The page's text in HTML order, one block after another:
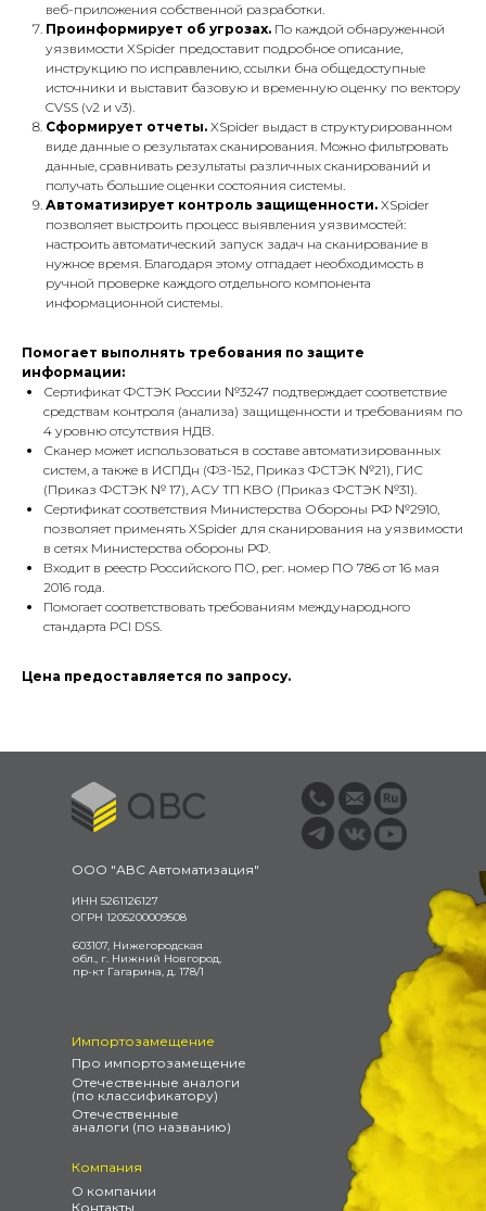
веб-приложения собственной разработки.
Проинформирует об угрозах. По каждой обнаруженной
уязвимости XSpider предоставит подробное описание,
инструкцию по исправлению, ссылки бна общедоступные
источники и выставит базовую и временную оценку по вектору
CVSS (v2 и v3).
Сформирует отчеты. XSpider выдаст в структурированном
виде данные о результатах сканирования. Можно фильтровать
данные, сравнивать результаты различных сканирований и
получать большие оценки состояния системы.
Автоматизирует контроль защищенности. XSpider
позволяет выстроить процесс выявления уязвимостей:
настроить автоматический запуск задач на сканирование в
нужное время. Благодаря этому отпадает необходимость в
ручной проверке каждого отдельного компонента
информационной системы.
Помогает выполнять требования по защите
информации:
Сертификат ФСТЭК России №3247 подтверждает соответствие
средствам контроля (анализа) защищенности и требованиям по
4 уровню отсутствия НДВ.
Сканер может использоваться в составе автоматизированных
систем, а также в ИСПДн (ФЗ-152, Приказ ФСТЭК №21), ГИС
(Приказ ФСТЭК № 17), АСУ ТП КВО (Приказ ФСТЭК №31).
Сертификат соответствия Министерства Обороны РФ №2910,
позволяет применять XSpider для сканирования на уязвимости
в сетях Министерства обороны РФ.
Входит в реестр Российского ПО, рег. номер ПО 786 от 16 мая
2016 года.
Помогает соответствовать требованиям международного
стандарта PCI DSS.
Цена предоставляется по запросу.
ИНН 5261126127
ОГРН 1205200009508
ООО "АВС Автоматизация"
603107, Нижегородская
обл., г. Нижний Новгород,
пр-кт Гагарина, д. 178/1
Отечественные
аналоги (по названию)
Про импортозамещение
Импортозамещение
Отечественные аналоги
(по классификатору)
Контакты
О компании
Компания